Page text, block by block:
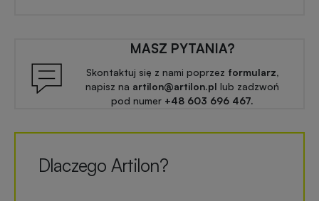
MASZ PYTANIA?
Skontaktuj się z nami poprzez formularz,
napisz na artilon@artilon.pl lub zadzwoń
pod numer +48 603 696 467.
Dlaczego Artilon?